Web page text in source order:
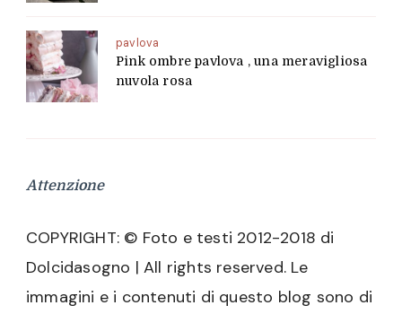
pavlova
Pink ombre pavlova , una meravigliosa
nuvola rosa
Attenzione
COPYRIGHT: © Foto e testi 2012-2018 di
Dolcidasogno | All rights reserved. Le
immagini e i contenuti di questo blog sono di